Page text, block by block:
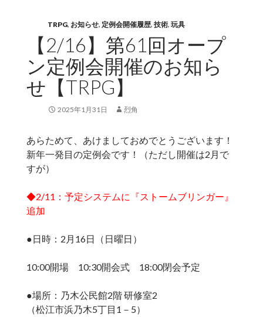
TRPG, お知らせ, 定例会開催履歴, 技術, 玩具
【2/16】第61回オープ
ン定例会開催のお知ら
せ【TRPG】
2025年1月31日 烈角
あらためて、あけましておめでとうございます！
新年一発目の定例会です！（ただし開催は2月で
すが）
◆2/11：予定システムに『ストームブリンガー』
追加
●日時：2月16日（日曜日）
10:00開場 10:30開会式 18:00閉会予定
●場所：乃木公民館2階 研修室2
（松江市浜乃木5丁目1－5）